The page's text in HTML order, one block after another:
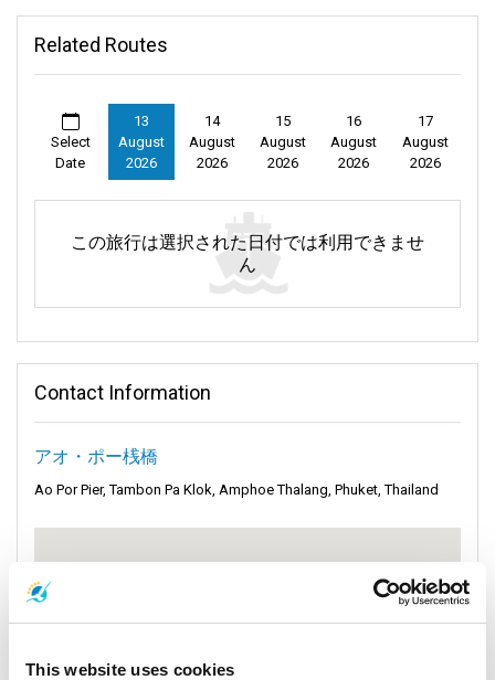
This website uses cookies
ビティがたくさんあるため、Ao Por Pierは旅行中に訪れるべきス
ポットです。
プーケットに位置するAo Por Pier（Ao Po Pierとも呼ばれます）
は、楽しみの場です。ここに到着すると、温かい風を感じ、ワ
クワクする冒険が待っていると実感できます。ここから、プー
Ao Por Pierは、エキサイティングなアイランドホッピングの旅の
出発地です。ここから出発するフェリーは、魅力的なピピ諸島
のような素晴らしい場所に連れて行ってくれます。
島へと簡単に移動でき、美しいビーチ、ターコイズブルーの
海、活気ある地元の文化を楽しめます。このフェリーの旅は単
なる移動ではなく、それ自体が冒険です！
説明:
す。旅行を快適にするための最新の設備が整っており、魅力的
にも最適な場所で、美しいビーチ、緑豊かな風景、カラフルな
市場を巡ることができます。
さまざまな船や豪華なヨットが停泊しており、その歴史が垣間
Related Routes
Select
Date
13
August
2026
14
August
2026
15
August
2026
16
August
2026
17
August
2026
この旅行は選択された日付では利用できませ
ん
Contact Information
アオ・ポー桟橋
Ao Por Pier, Tambon Pa Klok, Amphoe Thalang, Phuket, Thailand